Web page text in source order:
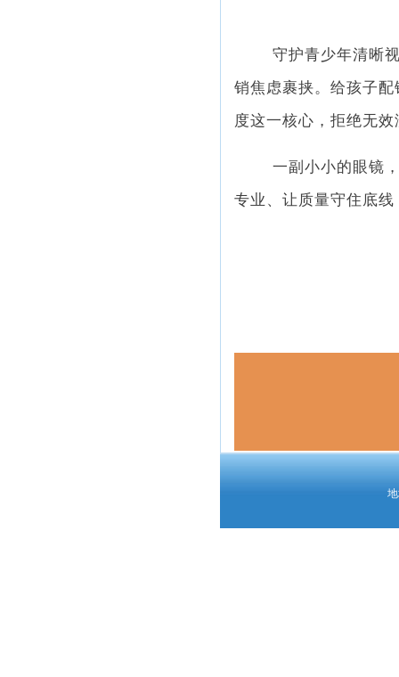
守护青少年清晰
销焦虑裹挟。给孩子
度这一核心，拒绝无
一副小小的眼镜
专业、让质量守住底